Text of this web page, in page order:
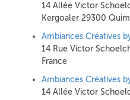
14 Allée Victor
Kergoaler 29300
Ambiances Créatives
14 Rue Victor
France
Ambiances Créatives
14 Allée Victor